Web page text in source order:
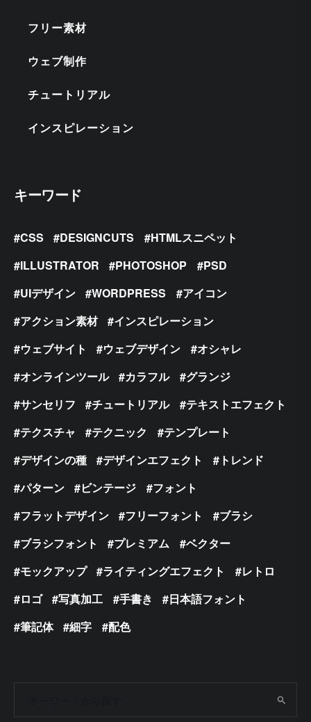
フリー素材
ウェブ制作
チュートリアル
インスピレーション
キーワード
CSS DESIGNCUTS
HTMLスニペット
ILLUSTRATOR
PHOTOSHOP
PSD
UIデザイン
WORDPRESS
アイコン
アクション素材
インスピレーション
ウェブサイト
ウェブデザイン
オシャレ
オンラインツール
カラフル
グランジ
サンセリフ
チュートリアル
テキストエフェクト
テクスチャ
テクニック
テンプレート
デザインの種
デザインエフェクト
トレンド
パターン
ビンテージ
フォント
フラットデザイン
フリーフォント
ブラシ
ブラシフォント
プレミアム
ベクター
モックアップ
ライティングエフェクト
レトロ
ロゴ
写真加工 手書き
日本語フォント
筆記体
細字 配色